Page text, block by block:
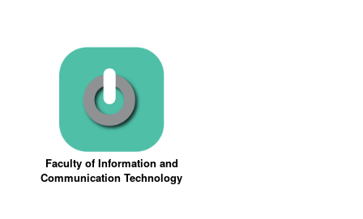
Faculty of Information and
Communication Technology